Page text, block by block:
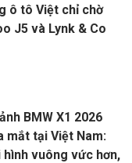
ô tô Việt chỉ chờ
J5 và Lynk & Co
BMW X1 2026
mắt tại Việt Nam:
hình vuông vức hơn,